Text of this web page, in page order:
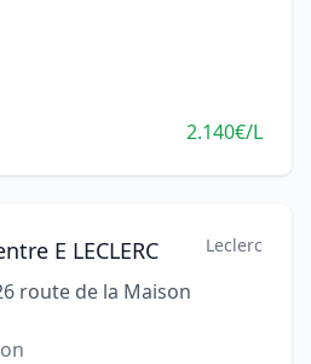
2.140€/L
E LECLERC Leclerc
route de la Maison